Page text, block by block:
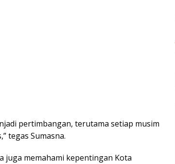
pertimbangan, terutama setiap musim
tegas Sumasna.
juga memahami kepentingan Kota